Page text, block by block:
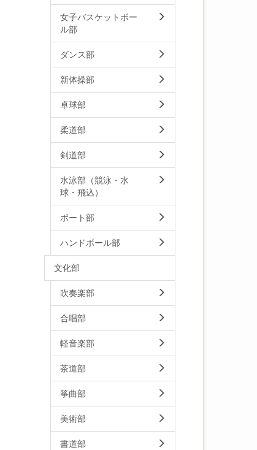
女子バスケットボー
ル部
ダンス部
新体操部
卓球部
柔道部
剣道部
水泳部（競泳・水
球・飛込）
ボート部
ハンドボール部
文化部
吹奏楽部
合唱部
軽音楽部
茶道部
筝曲部
美術部
書道部